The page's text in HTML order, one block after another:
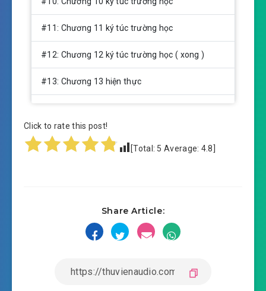
#11: Chương 11 ký túc trường học
#12: Chương 12 ký túc trường học ( xong )
#13: Chương 13 hiện thực
#15: Chương 15 bệnh viện kinh hồn
#18: Chương 18 bệnh viện kinh hồn
#19: Chương 19 bệnh viện kinh hồn
#20: Chương 20 bệnh viện kinh hồn
Click to rate this post!
[Total: 5 Average: 4.8
Share Article: